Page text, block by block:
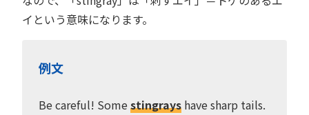
イという意味になります。
例文
Be careful! Somestingrays have sharp tails.